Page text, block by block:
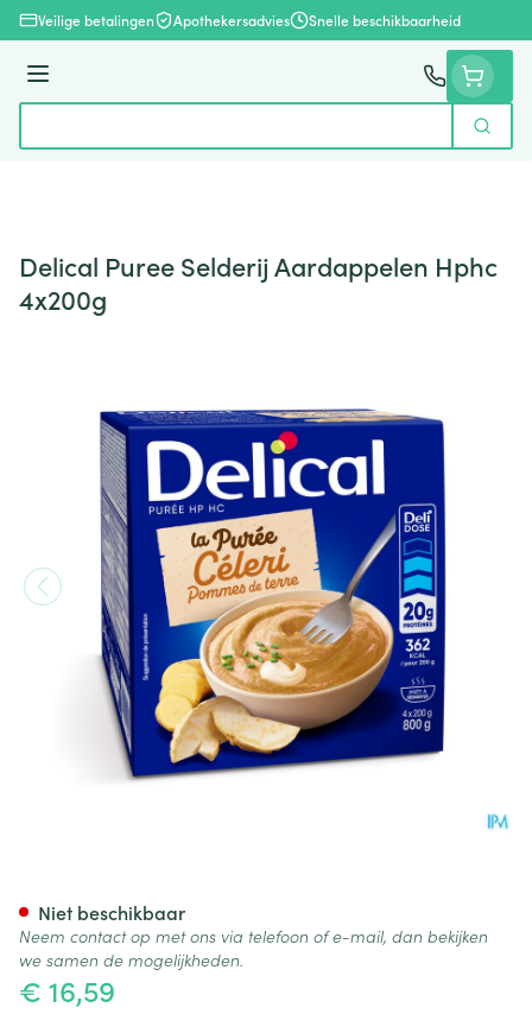
Ga naar de inhoud
Veilige betalingen Apothekersadvies Snelle beschikbaarheid
Menu
Zoek
Delical Puree Selderij Aardappelen Hphc
4x200g
€ 16,59
Niet beschikbaar
Neem contact op met ons via telefoon of e-mail, dan bekijken
we samen de mogelijkheden.